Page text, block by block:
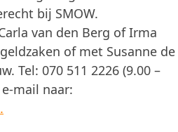
bij SMOW.
van den Berg of Irma
of met Susanne de
Tel: 070 511 2226 (9.00 –
mail naar: